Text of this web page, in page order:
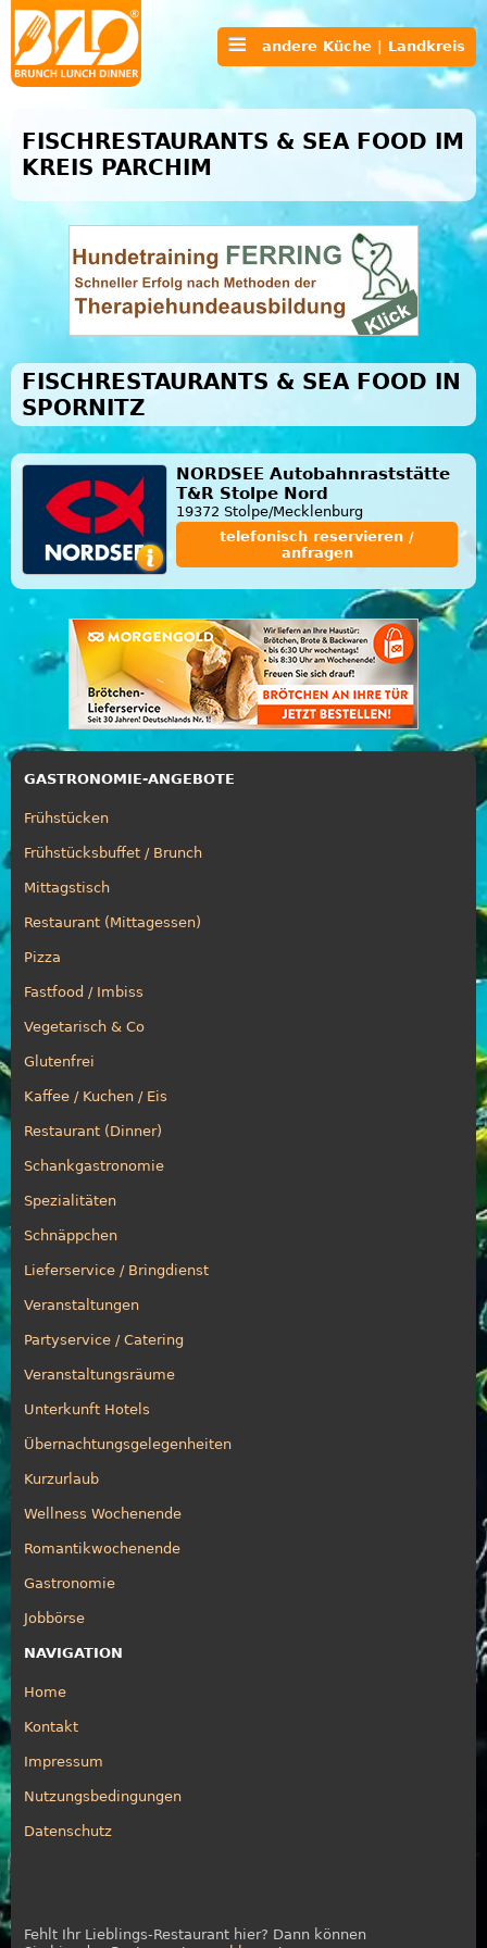
andere Küche | Landkreis
FISCHRESTAURANTS & SEA FOOD IM
KREIS PARCHIM
FISCHRESTAURANTS & SEA FOOD IN
SPORNITZ
NORDSEE Autobahnraststätte
T&R Stolpe Nord
19372 Stolpe/Mecklenburg
telefonisch reservieren /
anfragen
GASTRONOMIE-ANGEBOTE
Frühstücken
Frühstücksbuffet / Brunch
Mittagstisch
Restaurant (Mittagessen)
Pizza
Fastfood / Imbiss
Vegetarisch & Co
Glutenfrei
Kaffee / Kuchen / Eis
Restaurant (Dinner)
Schankgastronomie
Spezialitäten
Schnäppchen
Lieferservice / Bringdienst
Veranstaltungen
Partyservice / Catering
Veranstaltungsräume
Unterkunft Hotels
Übernachtungsgelegenheiten
Kurzurlaub
Wellness Wochenende
Romantikwochenende
Gastronomie
Jobbörse
NAVIGATION
Home
Kontakt
Impressum
Nutzungsbedingungen
Datenschutz
Fehlt Ihr Lieblings-Restaurant hier? Dann können